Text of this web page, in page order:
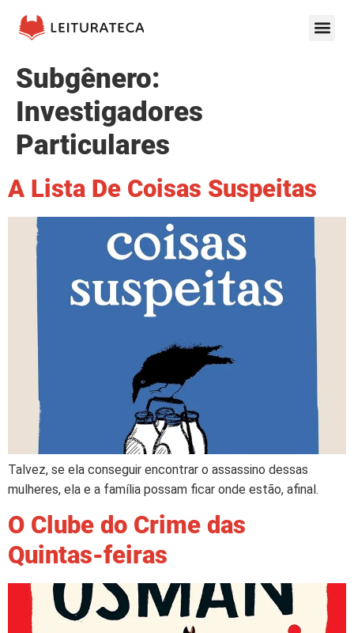
Subgênero:
Investigadores
Particulares
A Lista De Coisas Suspeitas
Talvez, se ela conseguir encontrar o assassino dessas
mulheres, ela e a família possam ficar onde estão, afinal.
O Clube do Crime das
Quintas-feiras